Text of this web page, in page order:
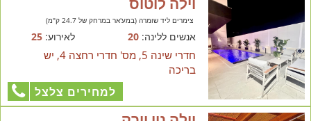
צימרים ליד שומרה (במע'אר במרחק של 24.7 ק"מ)
אנשים ללינה:20 לאירוע:25
חדרי שינה 5, מס' חדרי רחצה 4, יש
בריכה
למחירים צלצל